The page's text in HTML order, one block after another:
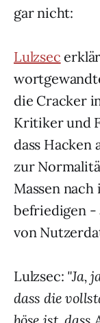
gar nicht:
Lulzsec
die Cracker
Kritiker und
dass Hacken
zur
Massen
befriedigen -
von
Lulzsec: "Ja,
dass die